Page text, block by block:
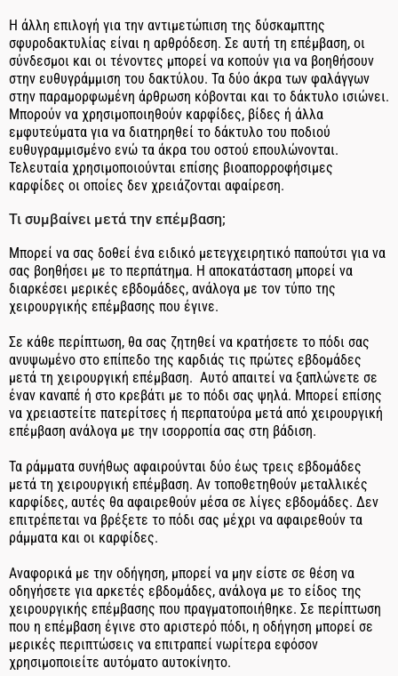
Η άλλη επιλογή για την αντιμετώπιση της δύσκαμπτης
σφυροδακτυλίας είναι η αρθρόδεση. Σε αυτή τη επέμβαση, οι
σύνδεσμοι και οι τένοντες μπορεί να κοπούν για να βοηθήσουν
στην ευθυγράμμιση του δακτύλου. Τα δύο άκρα των φαλάγγων
στην παραμορφωμένη άρθρωση κόβονται και το δάκτυλο ισιώνει.
Μπορούν να χρησιμοποιηθούν καρφίδες, βίδες ή άλλα
εμφυτεύματα για να διατηρηθεί το δάκτυλο του ποδιού
ευθυγραμμισμένο ενώ τα άκρα του οστού επουλώνονται.
Τελευταία χρησιμοποιούνται επίσης βιοαπορροφήσιμες
καρφίδες οι οποίες δεν χρειάζονται αφαίρεση.
Τι συμβαίνει μετά την επέμβαση;
Μπορεί να σας δοθεί ένα ειδικό μετεγχειρητικό παπούτσι για να
σας βοηθήσει με το περπάτημα. Η αποκατάσταση μπορεί να
διαρκέσει μερικές εβδομάδες, ανάλογα με τον τύπο της
χειρουργικής επέμβασης που έγινε.
Σε κάθε περίπτωση, θα σας ζητηθεί να κρατήσετε το πόδι σας
ανυψωμένο στο επίπεδο της καρδιάς τις πρώτες εβδομάδες
μετά τη χειρουργική επέμβαση. Αυτό απαιτεί να ξαπλώνετε σε
έναν καναπέ ή στο κρεβάτι με το πόδι σας ψηλά. Μπορεί επίσης
να χρειαστείτε πατερίτσες ή περπατούρα μετά από χειρουργική
επέμβαση ανάλογα με την ισορροπία σας στη βάδιση.
Τα ράμματα συνήθως αφαιρούνται δύο έως τρεις εβδομάδες
μετά τη χειρουργική επέμβαση. Αν τοποθετηθούν μεταλλικές
καρφίδες, αυτές θα αφαιρεθούν μέσα σε λίγες εβδομάδες. Δεν
επιτρέπεται να βρέξετε το πόδι σας μέχρι να αφαιρεθούν τα
ράμματα και οι καρφίδες.
Αναφορικά με την οδήγηση, μπορεί να μην είστε σε θέση να
οδηγήσετε για αρκετές εβδομάδες, ανάλογα με το είδος της
χειρουργικής επέμβασης που πραγματοποιήθηκε. Σε περίπτωση
που η επέμβαση έγινε στο αριστερό πόδι, η οδήγηση μπορεί σε
μερικές περιπτώσεις να επιτραπεί νωρίτερα εφόσον
χρησιμοποιείτε αυτόματο αυτοκίνητο.